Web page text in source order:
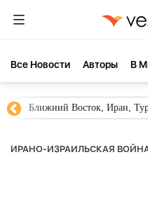
Все Новости Aвторы В
Ближний Восток, Иран,
ИРАНО-ИЗРАИЛЬСКАЯ